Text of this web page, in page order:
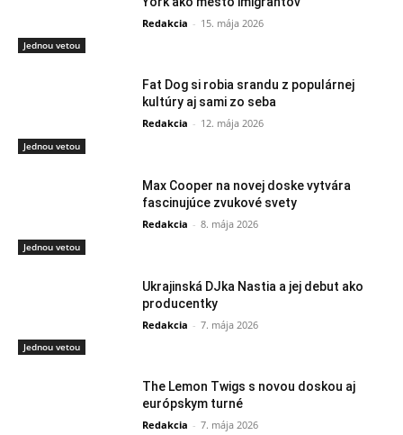
Jednou vetou
Redakcia - 15. mája 2026
Jednou vetou
Fat Dog si robia srandu z populárnej
kultúry aj sami zo seba
Redakcia - 12. mája 2026
Jednou vetou
Max Cooper na novej doske vytvára
fascinujúce zvukové svety
Redakcia - 8. mája 2026
Jednou vetou
Ukrajinská DJka Nastia a jej debut ako
producentky
Redakcia - 7. mája 2026
The Lemon Twigs s novou doskou aj
európskym turné
Redakcia - 7. mája 2026